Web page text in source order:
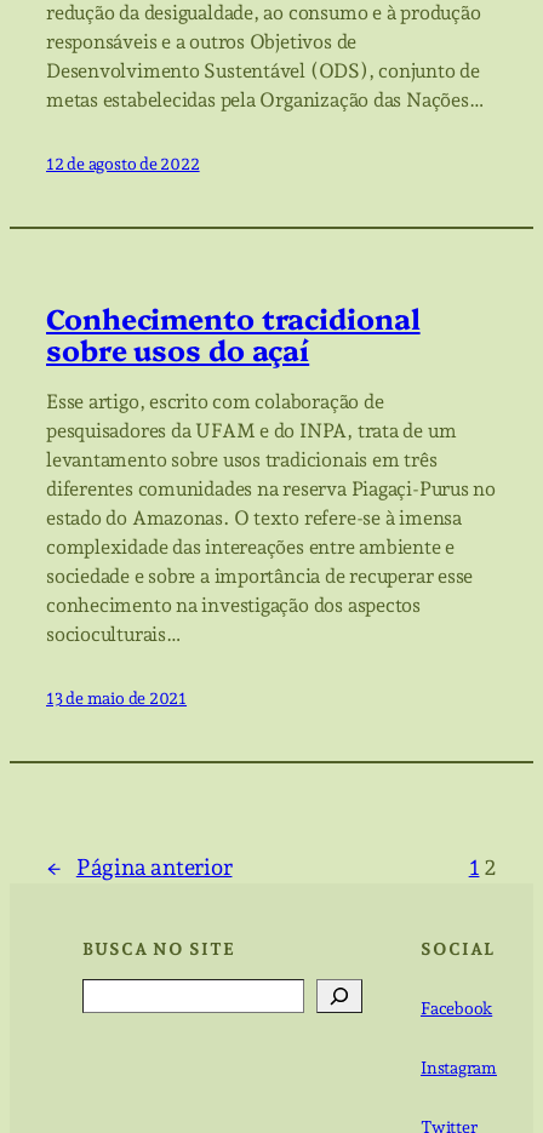
redução da desigualdade, ao consumo e à produção
responsáveis e a outros Objetivos de
Desenvolvimento Sustentável (ODS), conjunto de
metas estabelecidas pela Organização das Nações…
12 de agosto de 2022
Conhecimento tracidional
sobre usos do açaí
Esse artigo, escrito com colaboração de
pesquisadores da UFAM e do INPA, trata de um
levantamento sobre usos tradicionais em três
diferentes comunidades na reserva Piagaçi-Purus no
estado do Amazonas. O texto refere-se à imensa
complexidade das intereações entre ambiente e
sociedade e sobre a importância de recuperar esse
conhecimento na investigação dos aspectos
socioculturais…
13 de maio de 2021
← Página anterior 1 2
BUSCA NO SITE SOCIAL
Facebook
Instagram
Twitter